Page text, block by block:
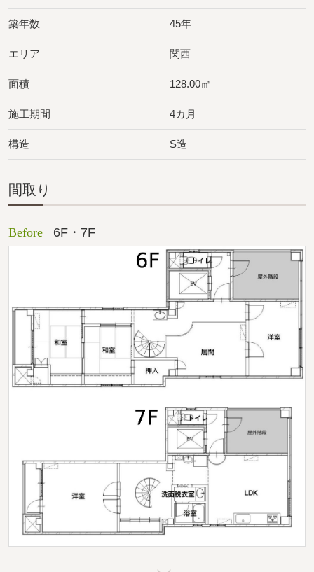
築年数 45年
エリア 関西
面積 128.00㎡
施工期間 4カ月
構造 S造
間取り
Before 6F・7F